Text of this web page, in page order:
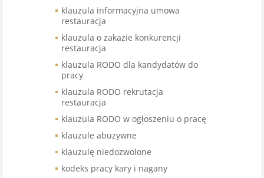
klauzula informacyjna umowa
restauracja
klauzula o zakazie konkurencji
restauracja
klauzula RODO dla kandydatów do
pracy
klauzula RODO rekrutacja
restauracja
klauzula RODO w ogłoszeniu o pracę
klauzule abuzywne
klauzulę niedozwolone
kodeks pracy kary i nagany